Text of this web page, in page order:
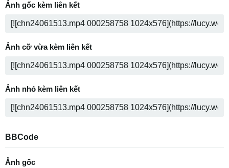
Ảnh gốc kèm liên kết
Ảnh cỡ vừa kèm liên kết
Ảnh nhỏ kèm liên kết
BBCode
Ảnh gốc